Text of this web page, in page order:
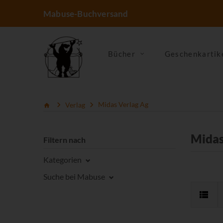
Mabuse-Buchversand
Bücher
Verlag Midas Verlag Ag
Filtern nach
Kategorien
Suche bei Mabuse